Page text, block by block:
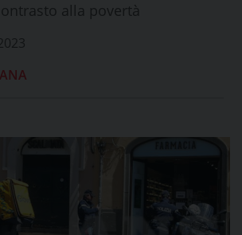
alla povertà